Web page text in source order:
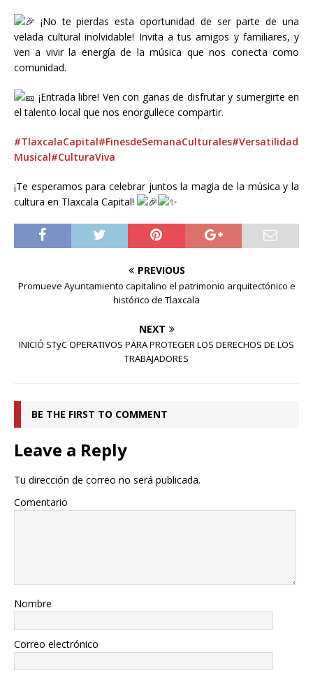
¡No te pierdas esta oportunidad de ser parte de una
velada cultural inolvidable! Invita a tus amigos y familiares, y
ven a vivir la energía de la música que nos conecta como
comunidad.
¡Entrada libre! Ven con ganas de disfrutar y sumergirte en
el talento local que nos enorgullece compartir.
#TlaxcalaCapital#FinesdeSemanaCulturales#Versatilidad
Musical#CulturaViva
¡Te esperamos para celebrar juntos la magia de la música y la
cultura en Tlaxcala Capital!
PREVIOUS
Promueve Ayuntamiento capitalino el patrimonio arquitectónico e
histórico de Tlaxcala
NEXT
INICIÓ STyC OPERATIVOS PARA PROTEGER LOS DERECHOS DE LOS
TRABAJADORES
BE THE FIRST TO COMMENT
Leave a Reply
Tu dirección de correo no será publicada.
Comentario
Nombre
Correo electrónico